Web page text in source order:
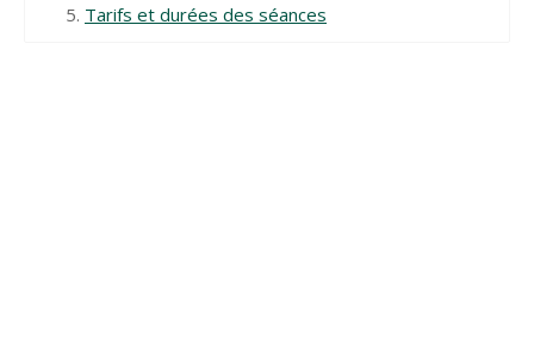
Tarifs et durées des séances